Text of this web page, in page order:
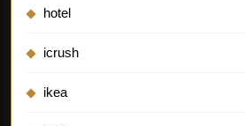
hotel
icrush
ikea